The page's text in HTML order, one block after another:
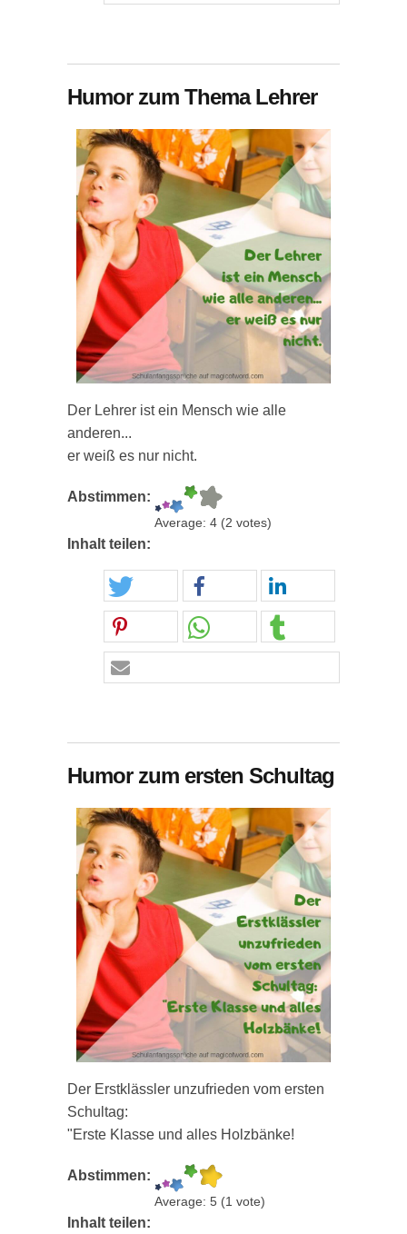
Humor zum Thema Lehrer
Der Lehrer ist ein Mensch wie alle
anderen...
er weiß es nur nicht.
Abstimmen:
Average: 4 (2 votes)
Inhalt teilen:
Humor zum ersten Schultag
Der Erstklässler unzufrieden vom ersten
Schultag:
"Erste Klasse und alles Holzbänke!
Abstimmen:
Average: 5 (1 vote)
Inhalt teilen: